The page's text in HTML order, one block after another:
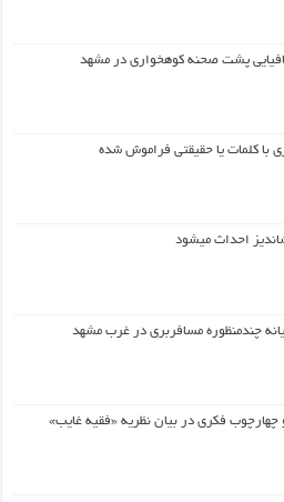
پشت صحنه کوهخواری در مشهد
با کلمات یا حقیقتی فراموش شده
احداث میشود
چندمنظوره مسافربری در غرب مشهد
فکری در بیان نظریه «فقیه غایب»